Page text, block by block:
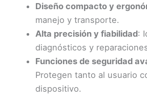
Diseño compacto y
manejo y transporte.
Alta precisión y fiabilidad:
diagnósticos y
Funciones de seguridad
Protegen tanto al usuario
dispositivo.